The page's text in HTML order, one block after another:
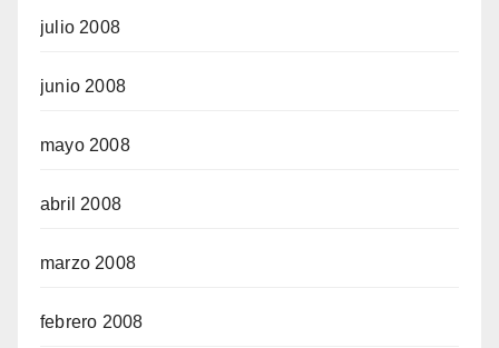
julio 2008
junio 2008
mayo 2008
abril 2008
marzo 2008
febrero 2008